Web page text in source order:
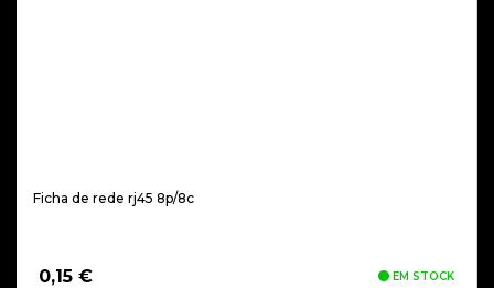
Ficha de rede rj45 8p/8c
0,15 € EM STOCK